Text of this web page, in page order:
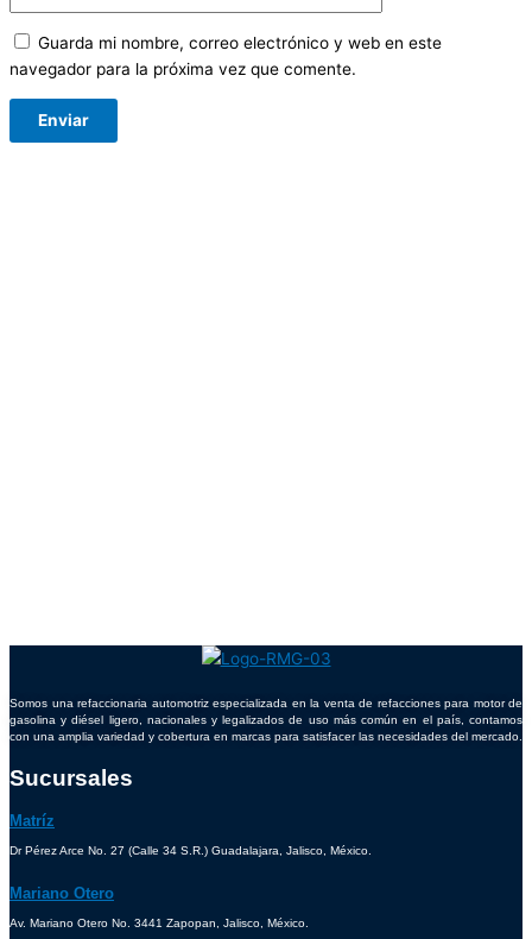
Guarda mi nombre, correo electrónico y web en este
navegador para la próxima vez que comente.
Somos una refaccionaria automotriz especializada en la venta de refacciones para motor de
gasolina y diésel ligero, nacionales y legalizados de uso más común en el país, contamos
con una amplia variedad y cobertura en marcas para satisfacer las necesidades del mercado.
Sucursales
Matríz
Dr Pérez Arce No. 27 (Calle 34 S.R.) Guadalajara, Jalisco, México.
Mariano Otero
Av. Mariano Otero No. 3441 Zapopan, Jalisco, México.